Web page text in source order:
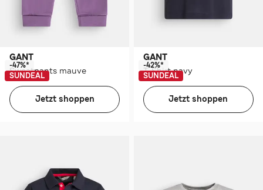
GANT
Sweatpants mauve
-47%*
SUNDEAL
Jetzt shoppen
GANT
T-Shirt navy
-42%*
SUNDEAL
Jetzt shoppen